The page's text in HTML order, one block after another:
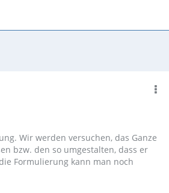
Wir werden versuchen, das Ganze
bzw. den so umgestalten, dass er
Formulierung kann man noch